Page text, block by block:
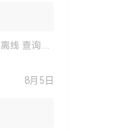
+电路图+技术通报+拆装资料+保养资料
8月5日